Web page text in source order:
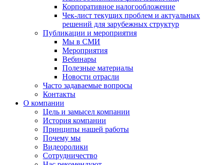
Корпоративное налогообложение
Чек-лист текущих проблем и актуальных
решений для зарубежных структур
Публикации и мероприятия
Мы в СМИ
Мероприятия
Вебинары
Полезные материалы
Новости отрасли
Часто задаваемые вопросы
Контакты
О компании
Цель и замысел компании
История компании
Принципы нашей работы
Почему мы
Видеоролики
Сотрудничество